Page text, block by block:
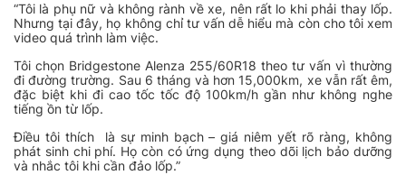
“Tôi là phụ nữ và không rành về xe, nên rất lo khi phải thay lốp.
Nhưng tại đây, họ không chỉ tư vấn dễ hiểu mà còn cho tôi xem
video quá trình làm việc.
Tôi chọn Bridgestone Alenza 255/60R18 theo tư vấn vì thường
đi đường trường. Sau 6 tháng và hơn 15,000km, xe vẫn rất êm,
đặc biệt khi đi cao tốc tốc độ 100km/h gần như không nghe
tiếng ồn từ lốp.
Điều tôi thích là sự minh bạch – giá niêm yết rõ ràng, không
phát sinh chi phí. Họ còn có ứng dụng theo dõi lịch bảo dưỡng
và nhắc tôi khi cần đảo lốp.”